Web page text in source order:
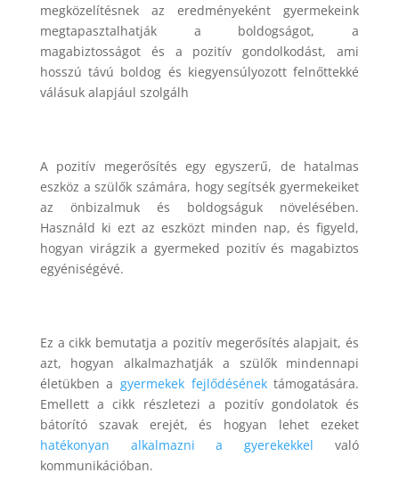
megközelítésnek az eredményeként gyermekeink
megtapasztalhatják a boldogságot, a
magabiztosságot és a pozitív gondolkodást, ami
hosszú távú boldog és kiegyensúlyozott felnőttekké
válásuk alapjául szolgálh
A pozitív megerősítés egy egyszerű, de hatalmas
eszköz a szülők számára, hogy segítsék gyermekeiket
az önbizalmuk és boldogságuk növelésében.
Használd ki ezt az eszközt minden nap, és figyeld,
hogyan virágzik a gyermeked pozitív és magabiztos
egyéniségévé.
Ez a cikk bemutatja a pozitív megerősítés alapjait, és
azt, hogyan alkalmazhatják a szülők mindennapi
életükben a gyermekek fejlődésénektámogatására.
Emellett a cikk részletezi a pozitív gondolatok és
bátorító szavak erejét, és hogyan lehet ezeket
hatékonyan alkalmazni a gyerekekkel való
kommunikációban.